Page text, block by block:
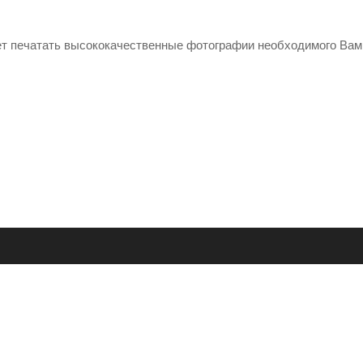
высококачественные фотографии необходимого Вам